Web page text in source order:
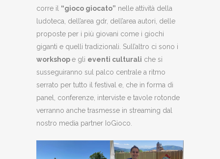
corre il “gioco giocato” nelle attività della
ludoteca, dell’area gdr, dell’area autori, delle
proposte per i più giovani come i giochi
giganti e quelli tradizionali. Sull’altro ci sono i
workshope gli eventi culturali che si
susseguiranno sul palco centrale a ritmo
serrato per tutto il festival e, che in forma di
panel, conferenze, interviste e tavole rotonde
verranno anche trasmesse in streaming dal
nostro media partner IoGioco.